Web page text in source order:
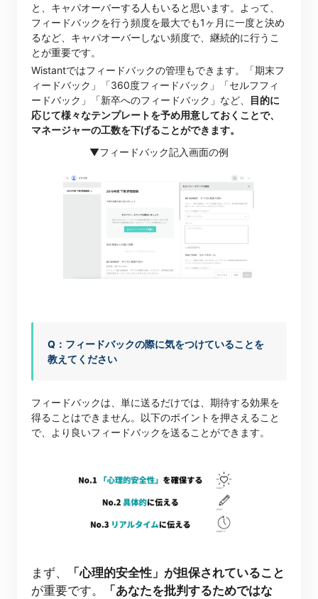
と、キャパオーバーする人もいると思います。よって、
フィードバックを行う頻度を最大でも1ヶ月に一度と決め
るなど、キャパオーバーしない頻度で、継続的に行うこ
とが重要です。
Wistantではフィードバックの管理もできます。「期末フ
ィードバック」「360度フィードバック」「セルフフィ
ードバック」「新卒へのフィードバック」など、
目的に
応じて様々なテンプレートを予め用意しておくことで、
マネージャーの工数を下げることができます。
▼フィードバック記入画面の例
Q：フィードバックの際に気をつけていることを
教えてください
フィードバックは、単に送るだけでは、期待する効果を
得ることはできません。以下のポイントを押さえること
で、より良いフィードバックを送ることができます。
まず、
「心理的安全性」が担保されていること
が重要です。
「あなたを批判するためではな